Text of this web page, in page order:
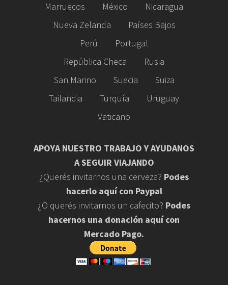
Marruecos
México
Nicaragua
Nueva Zelanda
Países Bajos
Perú
Portugal
República Checa
Rusia
San Marino
Suecia
Suiza
Tailandia
Turquía
Uruguay
Vaticano
APOYA NUESTRO TRABAJO Y AYUDANOS
A SEGUIR VIAJANDO
¿Querés invitarnos una cerveza? Podes
hacerlo aquí con Paypal
¿O querés invitarnos un cafecito? Podes
hacernos una donación aquí con
Mercado Pago.